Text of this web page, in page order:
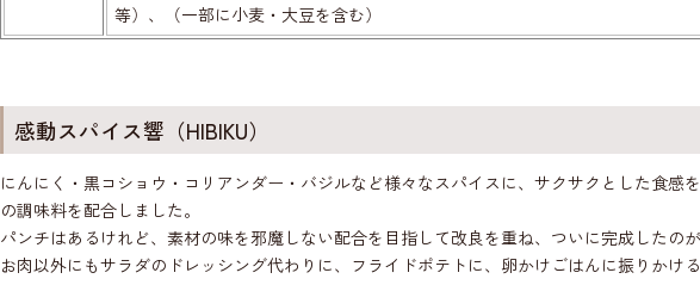
等）、（一部に小麦・大豆を含む）
感動スパイス響（HIBIKU）
にんにく・黒コショウ・コリアンダー・バジルなど様々なスパイスに、サクサクとした食
の調味料を配合しました。
パンチはあるけれど、素材の味を邪魔しない配合を目指して改良を重ね、ついに完成したの
お肉以外にもサラダのドレッシング代わりに、フライドポテトに、卵かけごはんに振りか